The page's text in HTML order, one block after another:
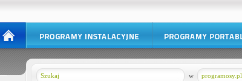
programosy.pl
w